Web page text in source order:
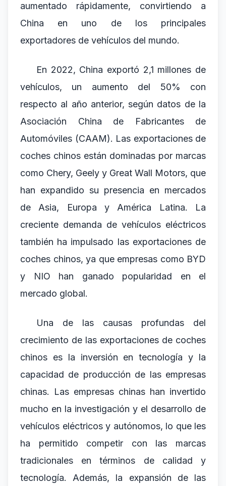
aumentado rápidamente, convirtiendo a
China en uno de los principales
exportadores de vehículos del mundo.
En 2022, China exportó 2,1 millones de
vehículos, un aumento del 50% con
respecto al año anterior, según datos de la
Asociación China de Fabricantes de
Automóviles (CAAM). Las exportaciones de
coches chinos están dominadas por marcas
como Chery, Geely y Great Wall Motors, que
han expandido su presencia en mercados
de Asia, Europa y América Latina. La
creciente demanda de vehículos eléctricos
también ha impulsado las exportaciones de
coches chinos, ya que empresas como BYD
y NIO han ganado popularidad en el
mercado global.
Una de las causas profundas del
crecimiento de las exportaciones de coches
chinos es la inversión en tecnología y la
capacidad de producción de las empresas
chinas. Las empresas chinas han invertido
mucho en la investigación y el desarrollo de
vehículos eléctricos y autónomos, lo que les
ha permitido competir con las marcas
tradicionales en términos de calidad y
tecnología. Además, la expansión de las